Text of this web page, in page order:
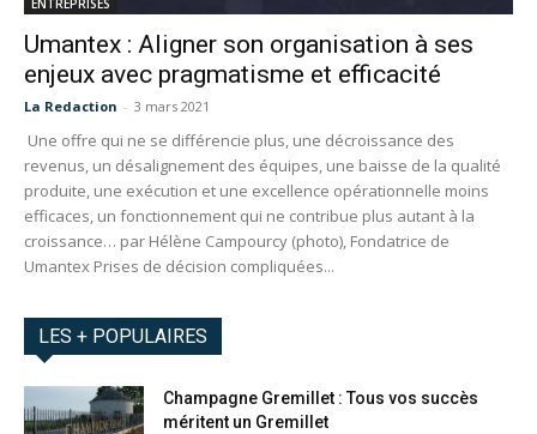
ENTREPRISES
Umantex : Aligner son organisation à ses
enjeux avec pragmatisme et efficacité
La Redaction - 3 mars 2021
Une offre qui ne se différencie plus, une décroissance des
revenus, un désalignement des équipes, une baisse de la qualité
produite, une exécution et une excellence opérationnelle moins
efficaces, un fonctionnement qui ne contribue plus autant à la
croissance… par Hélène Campourcy (photo), Fondatrice de
Umantex Prises de décision compliquées...
LES + POPULAIRES
Champagne Gremillet : Tous vos succès
méritent un Gremillet